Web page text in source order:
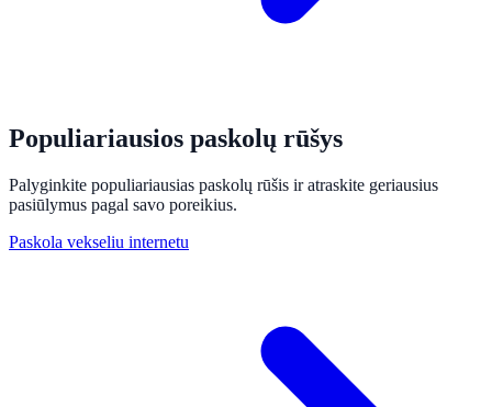
Populiariausios paskolų rūšys
Palyginkite populiariausias paskolų rūšis ir atraskite geriausius
pasiūlymus pagal savo poreikius.
Paskola vekseliu internetu